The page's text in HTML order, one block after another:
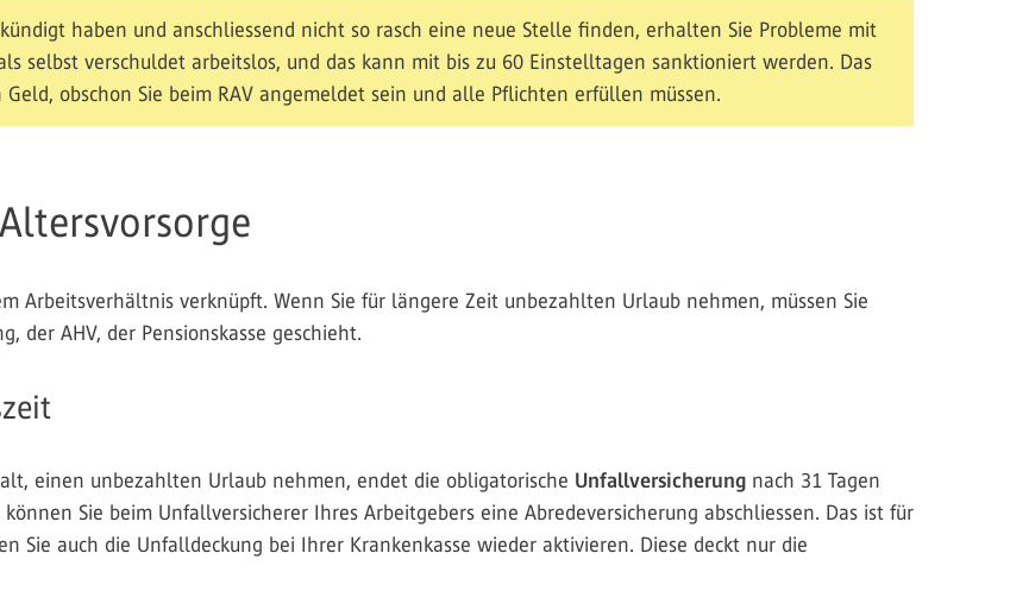
haben und anschliessend nicht so rasch eine neue Stelle finden, erhalten Sie Probleme mit
selbst verschuldet arbeitslos, und das kann mit bis zu 60 Einstelltagen sanktioniert werden. Das
obschon Sie beim RAV angemeldet sein und alle Pflichten erfüllen müssen.
Arbeitsverhältnis verknüpft. Wenn Sie für längere Zeit unbezahlten Urlaub nehmen, müssen Sie
der AHV, der Pensionskasse geschieht.
einen unbezahlten Urlaub nehmen, endet die obligatorische Unfallversicherung nach 31 Tagen
Sie beim Unfallversicherer Ihres Arbeitgebers eine Abredeversicherung abschliessen. Das ist für
Sie auch die Unfalldeckung bei Ihrer Krankenkasse wieder aktivieren. Diese deckt nur die